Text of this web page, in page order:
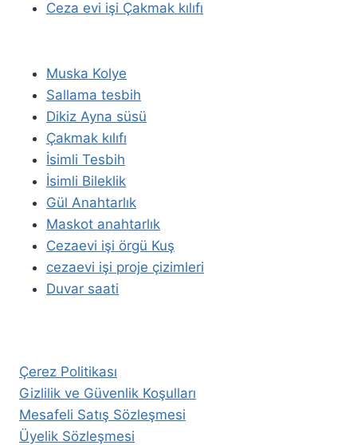
Ceza evi işi Çakmak kılıfı
Muska Kolye
Sallama tesbih
Dikiz Ayna süsü
Çakmak kılıfı
İsimli Tesbih
İsimli Bileklik
Gül Anahtarlık
Maskot anahtarlık
Cezaevi işi örgü Kuş
cezaevi işi proje çizimleri
Duvar saati
Çerez Politikası
Gizlilik ve Güvenlik Koşulları
Mesafeli Satış Sözleşmesi
Üyelik Sözleşmesi